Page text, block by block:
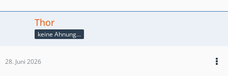
Thor
keine Ahnung...
28. Juni 2026